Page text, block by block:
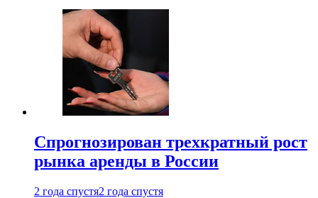
Спрогнозирован трехкратный рост
рынка аренды в России
2 года спустя2 года спустя